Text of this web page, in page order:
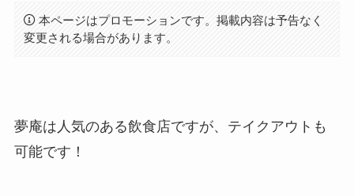
本ページはプロモーションです。掲載内容は予告なく
変更される場合があります。
夢庵は人気のある飲食店ですが、テイクアウトも
可能です！